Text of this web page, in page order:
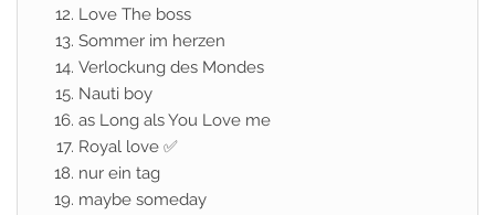
Love The boss
Sommer im herzen
Verlockung des Mondes
Nauti boy
as Long als You Love me
Royal love ✅
nur ein tag
maybe someday